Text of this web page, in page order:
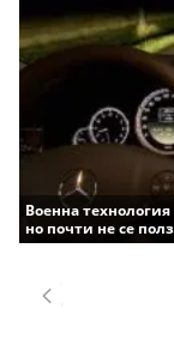
Военна
но почти не се